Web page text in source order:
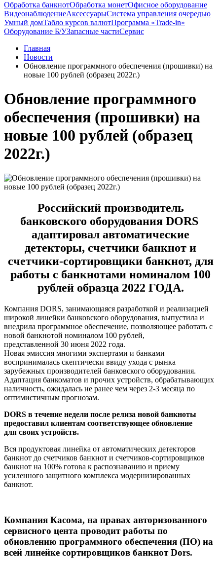
Обработка банкнотОбработка монетОфисное оборудование
ВидеонаблюдениеАксессуарыСистема управления очередью
Умный домТабло курсов валютПрограмма «Trade-in»
Оборудование Б/УЗапасные частиСервис
Главная
Новости
Обновление программного обеспечения (прошивки) на
новые 100 рублей (образец 2022г.)
Обновление программного
обеспечения (прошивки) на
новые 100 рублей (образец
2022г.)
Российский производитель
банковского оборудования DORS
адаптировал автоматические
детекторы, счетчики банкнот и
счетчики-сортировщики банкнот, для
работы с банкнотами номиналом 100
рублей образца 2022 ГОДА.
Компания DORS, занимающаяся разработкой и реализацией
широкой линейки банковского оборудования, выпустила и
внедрила программное обеспечение, позволяющее работать с
новой банкнотой номиналом 100 рублей,
представленной 30 июня 2022 года.
Новая эмиссия многими экспертами и банками
воспринималась скептически ввиду ухода с рынка
зарубежных производителей банковского оборудования.
Адаптация банкоматов и прочих устройств, обрабатывающих
наличность, ожидалась не ранее чем через 2-3 месяца по
оптимистичным прогнозам.
DORS в течение недели после релиза новой банкноты
предоставил клиентам соответствующее обновление
для своих устройств.
Вся продуктовая линейка от автоматических детекторов
банкнот до счетчиков банкнот и счетчиков-сортировщиков
банкнот на 100% готова к распознаванию и приему
усиленного защитного комплекса модернизированных
банкнот.
Компания Касома, на правах авторизованного
сервисного цента проводит работы по
обновлению программного обеспечения (ПО) на
всей линейке сортировщиков банкнот Dors.